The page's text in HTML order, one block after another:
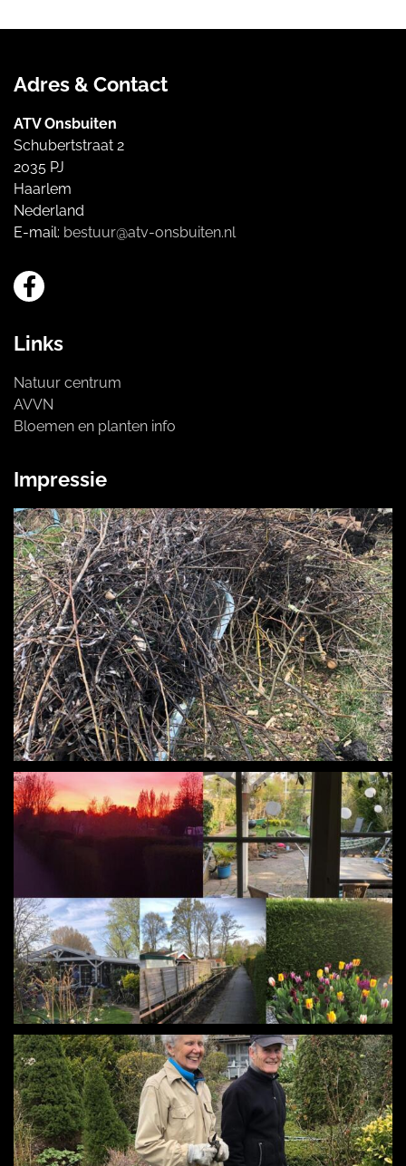
Adres & Contact
ATV Onsbuiten
Schubertstraat 2
2035 PJ
Haarlem
Nederland
E-mail: bestuur@atv-onsbuiten.nl
Links
Natuur centrum
AVVN
Bloemen en planten info
Impressie